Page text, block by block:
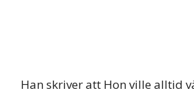
Han skriver att Hon ville alltid